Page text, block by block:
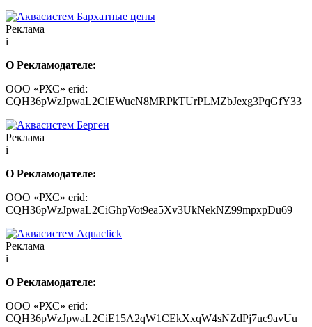
Реклама
i
О Рекламодателе:
ООО «РХС» erid:
CQH36pWzJpwaL2CiEWucN8MRPkTUrPLMZbJexg3PqGfY33
Реклама
i
О Рекламодателе:
ООО «РХС» erid:
CQH36pWzJpwaL2CiGhpVot9ea5Xv3UkNekNZ99mpxpDu69
Реклама
i
О Рекламодателе:
ООО «РХС» erid:
CQH36pWzJpwaL2CiE15A2qW1CEkXxqW4sNZdPj7uc9avUu